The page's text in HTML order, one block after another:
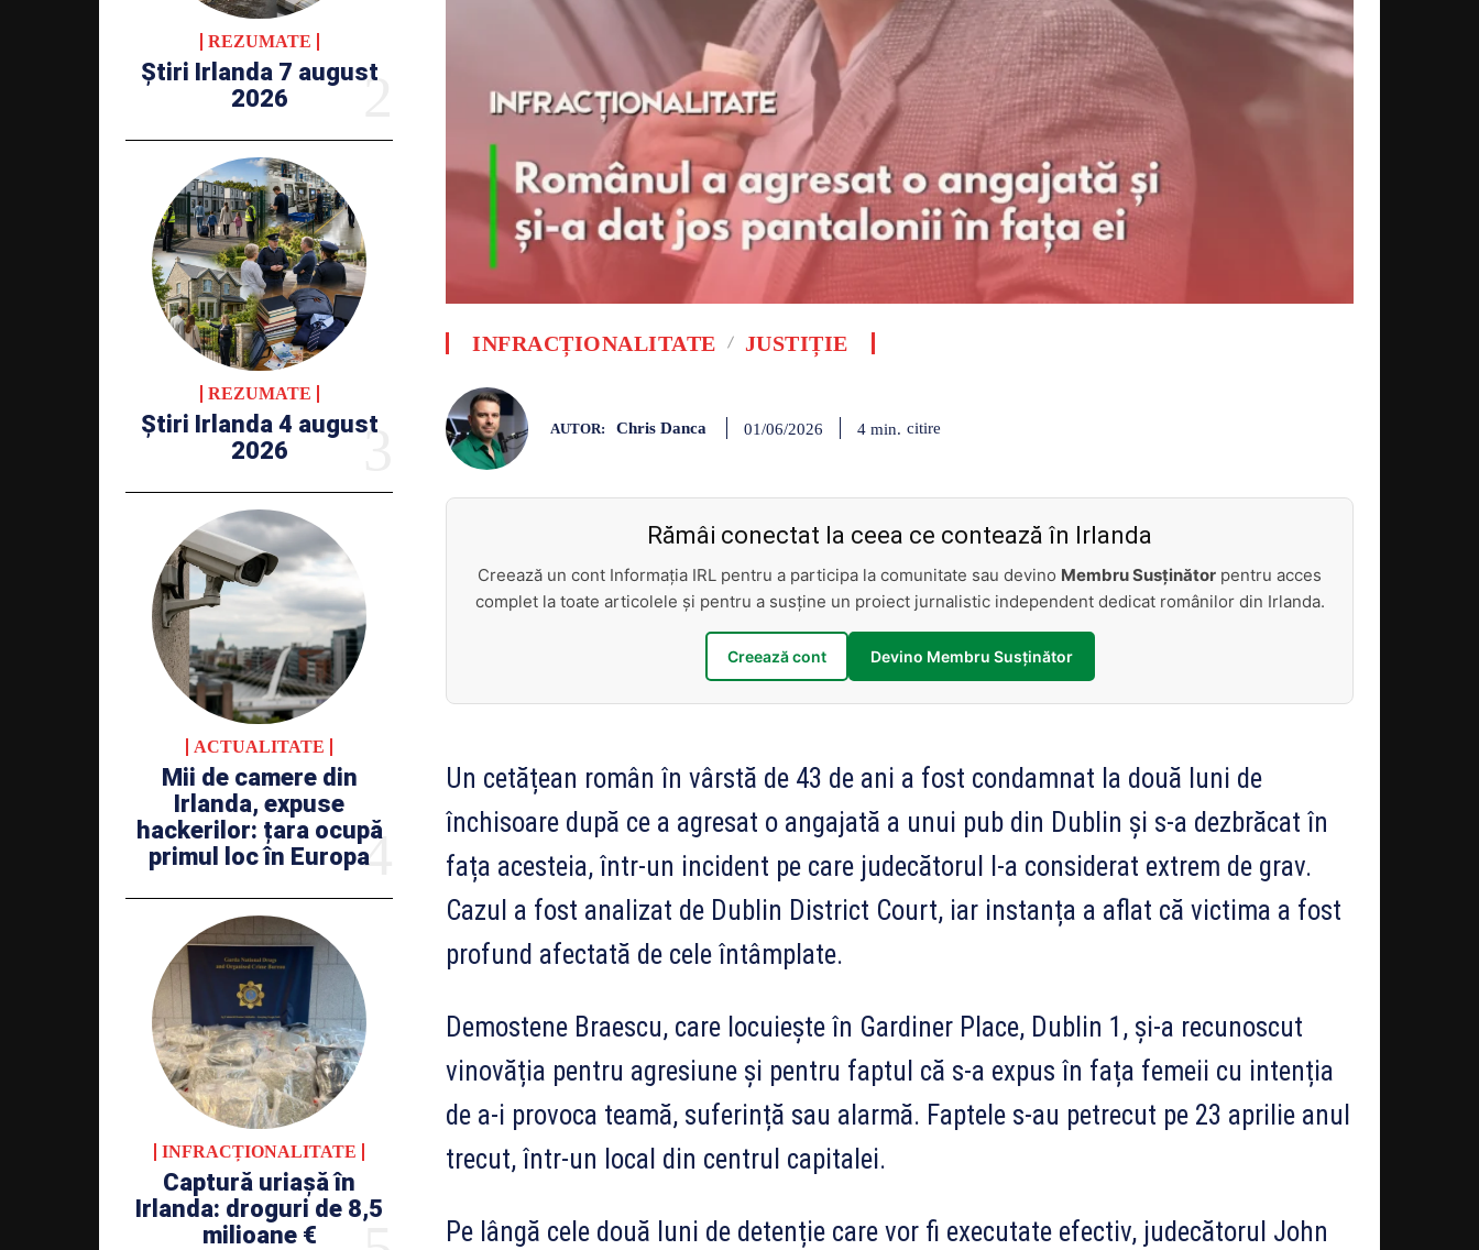
REZUMATE
Știri Irlanda 7 august
2026
REZUMATE
Știri Irlanda 4 august
2026
ACTUALITATE
Mii de camere din
Irlanda, expuse
hackerilor: țara ocupă
primul loc în Europa
INFRACȚIONALITATE
Captură uriașă în
Irlanda: droguri de 8,5
milioane €
INFRACȚIONALITATE JUSTIȚIE
AUTOR: Chris Danca 01/06/2026 4 min. citire
Rămâi conectat la ceea ce contează în Irlanda
Creează un cont Informația IRL pentru a participa la comunitate sau devino Membru Susținător pentru acces
complet la toate articolele și pentru a susține un proiect jurnalistic independent dedicat românilor din Irlanda.
Creează cont Devino Membru Susținător
Un cetățean român în vârstă de 43 de ani a fost condamnat la două luni de
închisoare după ce a agresat o angajată a unui pub din Dublin și s-a dezbrăcat în
fața acesteia, într-un incident pe care judecătorul l-a considerat extrem de grav.
Cazul a fost analizat de Dublin District Court, iar instanța a aflat că victima a fost
profund afectată de cele întâmplate.
Demostene Braescu, care locuiește în Gardiner Place, Dublin 1, și-a recunoscut
vinovăția pentru agresiune și pentru faptul că s-a expus în fața femeii cu intenția
de a-i provoca teamă, suferință sau alarmă. Faptele s-au petrecut pe 23 aprilie anul
trecut, într-un local din centrul capitalei.
Pe lângă cele două luni de detenție care vor fi executate efectiv, judecătorul John